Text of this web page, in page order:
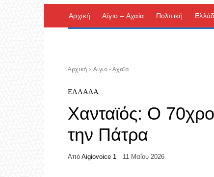
Αρχική Αίγιο – Αχαΐα Πολιτική
Αρχική Αίγιο - Αχαΐα
ΕΛΛΆΔΑ
Χανταϊός: Ο
την Πάτρα
Από Aigiovoice 1 11 Μαΐου 2026